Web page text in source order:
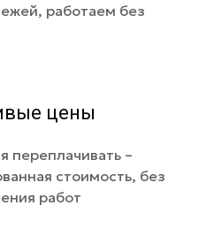
работаем без
цены
переплачивать –
стоимость, без
работ